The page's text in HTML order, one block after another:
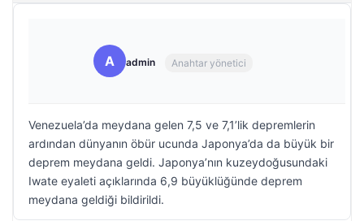
A admin Anahtar yönetici
Venezuela’da meydana gelen 7,5 ve 7,1’lik depremlerin
ardından dünyanın öbür ucunda Japonya’da da büyük bir
deprem meydana geldi. Japonya’nın kuzeydoğusundaki
Iwate eyaleti açıklarında 6,9 büyüklüğünde deprem
meydana geldiği bildirildi.